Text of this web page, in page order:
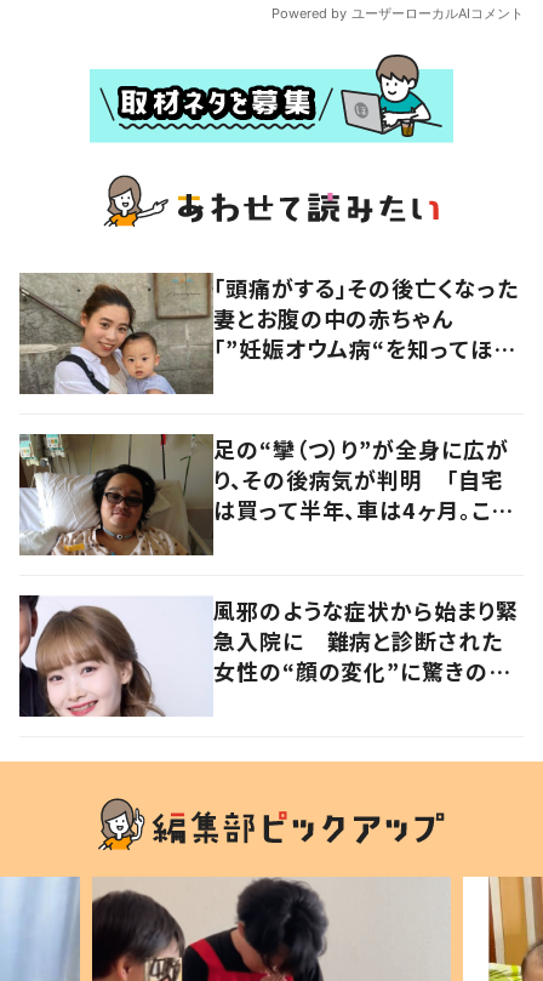
「頭痛がする」その後亡くなった
妻とお腹の中の赤ちゃん
「”妊娠オウム病“を知ってほし
足の“攣（つ）り”が全身に広が
り、その後病気が判明 「自宅
は買って半年、車は4ヶ月。この
聞いた
風邪のような症状から始まり緊
急入院に 難病と診断された
女性の“顔の変化”に驚きの